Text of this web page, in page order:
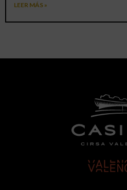
LEER MÁS »